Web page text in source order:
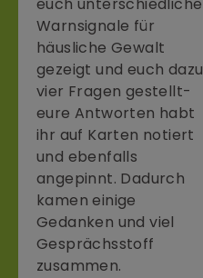
euch unterschiedliche
Warnsignale für
häusliche Gewalt
gezeigt und euch dazu
vier Fragen gestellt-
eure Antworten habt
ihr auf Karten notiert
und ebenfalls
angepinnt. Dadurch
kamen einige
Gedanken und viel
Gesprächsstoff
zusammen.